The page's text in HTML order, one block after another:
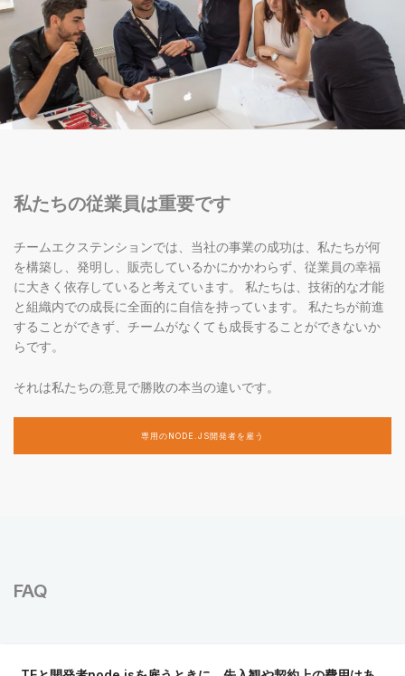
私たちの従業員は重要です
チームエクステンションでは、当社の事業の成功は、私たちが何
を構築し、発明し、販売しているかにかかわらず、従業員の幸福
に大きく依存していると考えています。 私たちは、技術的な才能
と組織内での成長に全面的に自信を持っています。 私たちが前進
することができず、チームがなくても成長することができないか
らです。
それは私たちの意見で勝敗の本当の違いです。
専用のNODE.JS開発者を雇う
FAQ